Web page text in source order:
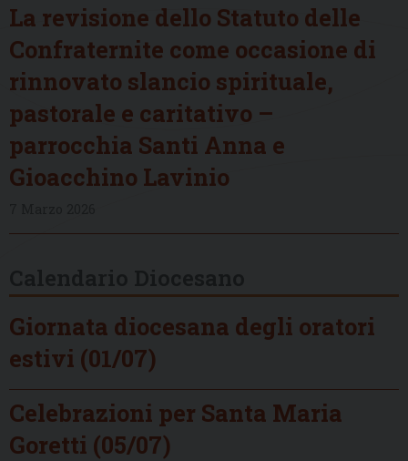
La revisione dello Statuto delle
Confraternite come occasione di
rinnovato slancio spirituale,
pastorale e caritativo –
parrocchia Santi Anna e
Gioacchino Lavinio
Giornata diocesana degli oratori
estivi (01/07)
Celebrazioni per Santa Maria
Goretti (05/07)